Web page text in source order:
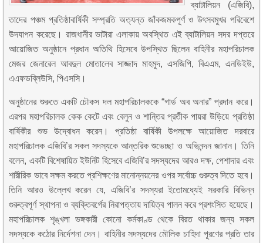
ব্যাটালিয়ন (এজিবি),
তাদের পঞ্চম প্রতিষ্ঠাবার্ষিকী সম্প্রতি অত্যন্ত জাঁকজমকপূর্ণ ও উৎসবমুখর পরিবেশে
উদযাপন করেছে। রাজধানীর ভাটারা এলাকায় অবস্থিত এই ব্যাটালিয়ন সদর দপ্তরে
আয়োজিত অনুষ্ঠানে প্রধান অতিথি হিসেবে উপস্থিত ছিলেন বাহিনীর মহাপরিচালক
মেজর জেনারেল আবদুল মোতালেব সাজ্জাদ মাহমুদ, এসজিপি, বিএএম, এনডিইউ,
এএফডব্লিউসি, পিএসসি।
অনুষ্ঠানের শুরুতে একটি চৌকস দল মহাপরিচালককে “গার্ড অব অনার” প্রদান করে।
এরপর মহাপরিচালক কেক কেটে এবং বেলুন ও শান্তির প্রতীক পায়রা উড়িয়ে প্রতিষ্ঠা
বার্ষিকীর শুভ উদ্বোধন করেন। প্রতিষ্ঠা বার্ষিকী উপলক্ষে আয়োজিত দরবারে
মহাপরিচালক এজিবি’র সকল সদস্যকে আন্তরিক শুভেচ্ছা ও অভিনন্দন জানান। তিনি
বলেন, একটি বিশেষায়িত ইউনিট হিসেবে এজিবি’র সদস্যদের আরও দক্ষ, পেশাদার এবং
শারীরিক ভাবে সক্ষম করতে প্রশিক্ষণের মানোন্নয়নের ওপর সর্বোচ্চ গুরুত্ব দিতে হবে।
তিনি আরও উল্লেখ করেন যে, এজিবি’র সদস্যরা ইতোমধ্যেই সরকারি বিভিন্ন
গুরুত্বপূর্ণ স্থাপনা ও ব্যক্তিবর্গের নিরাপত্তায় দায়িত্ব পালন করে প্রশংসিত হয়েছে।
মহাপরিচালক শৃঙ্খলা ভঙ্গকারী কোনো কর্মকাণ্ড থেকে বিরত থাকার জন্য সকল
সদস্যকে কঠোর নির্দেশনা দেন। বাহিনীর সদস্যদের মৌলিক চাহিদা পূরণের প্রতি তার